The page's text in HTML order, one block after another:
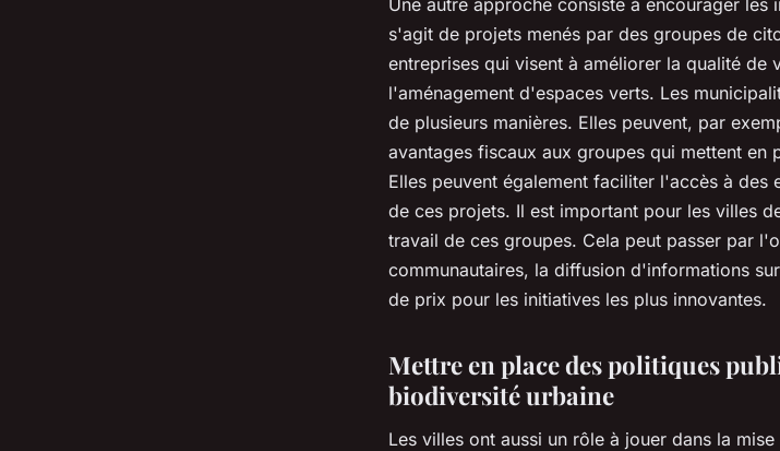
s'agit de projets menés par des groupes de
entreprises qui visent à améliorer la qualité de
l'aménagement d'espaces verts. Les
de plusieurs manières. Elles peuvent, par
avantages fiscaux aux groupes qui mettent en
Elles peuvent également faciliter l'accès à des
de ces projets. Il est important pour les villes
travail de ces groupes. Cela peut passer par
communautaires, la diffusion d'informations
de prix pour les initiatives les plus innovantes.
Mettre en place des politiques
biodiversité urbaine
Les villes ont aussi un rôle à jouer dans la